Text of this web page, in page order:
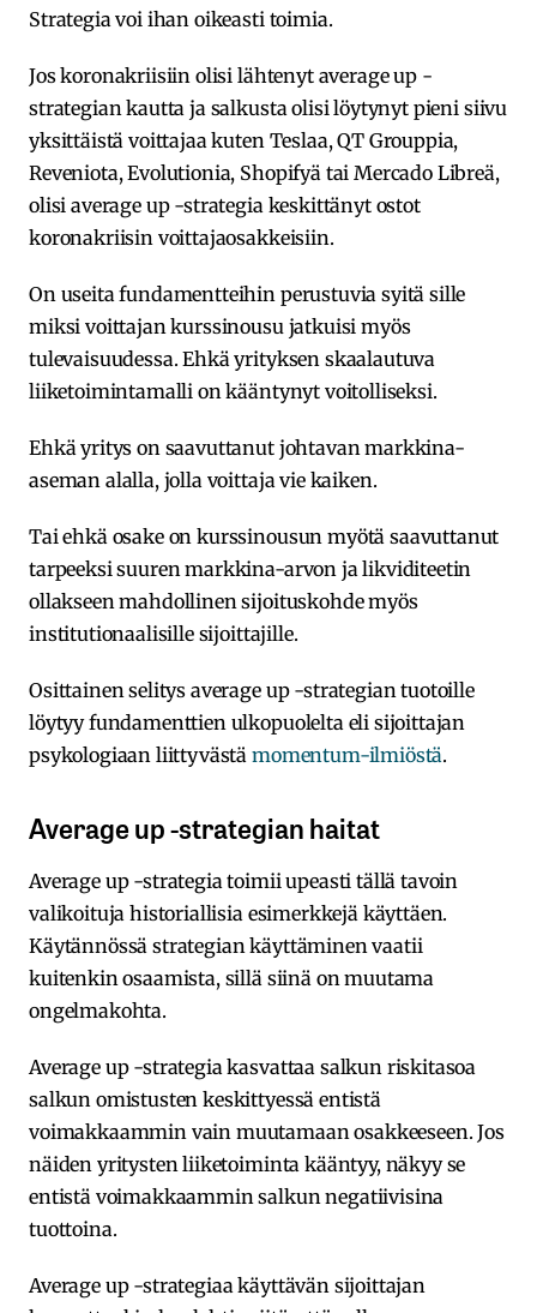
Strategia voi ihan oikeasti toimia.
Jos koronakriisiin olisi lähtenyt average up -
strategian kautta ja salkusta olisi löytynyt pieni siivu
yksittäistä voittajaa kuten Teslaa, QT Grouppia,
Reveniota, Evolutionia, Shopifyä tai Mercado Libreä,
olisi average up -strategia keskittänyt ostot
koronakriisin voittajaosakkeisiin.
On useita fundamentteihin perustuvia syitä sille
miksi voittajan kurssinousu jatkuisi myös
tulevaisuudessa. Ehkä yrityksen skaalautuva
liiketoimintamalli on kääntynyt voitolliseksi.
Ehkä yritys on saavuttanut johtavan markkina-
aseman alalla, jolla voittaja vie kaiken.
Tai ehkä osake on kurssinousun myötä saavuttanut
tarpeeksi suuren markkina-arvon ja likviditeetin
ollakseen mahdollinen sijoituskohde myös
institutionaalisille sijoittajille.
Osittainen selitys average up -strategian tuotoille
löytyy fundamenttien ulkopuolelta eli sijoittajan
psykologiaan liittyvästä momentum-ilmiöstä.
Average up -strategian haitat
Average up -strategia toimii upeasti tällä tavoin
valikoituja historiallisia esimerkkejä käyttäen.
Käytännössä strategian käyttäminen vaatii
kuitenkin osaamista, sillä siinä on muutama
ongelmakohta.
Average up -strategia kasvattaa salkun riskitasoa
salkun omistusten keskittyessä entistä
voimakkaammin vain muutamaan osakkeeseen. Jos
näiden yritysten liiketoiminta kääntyy, näkyy se
entistä voimakkaammin salkun negatiivisina
tuottoina.
Average up -strategiaa käyttävän sijoittajan